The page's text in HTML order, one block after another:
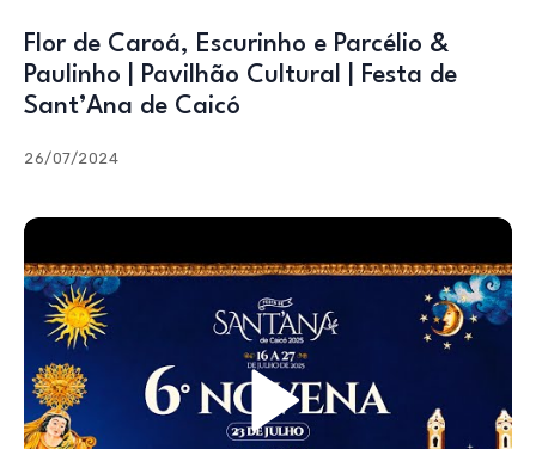
Flor de Caroá, Escurinho e Parcélio &
Paulinho | Pavilhão Cultural | Festa de
Sant’Ana de Caicó
26/07/2024